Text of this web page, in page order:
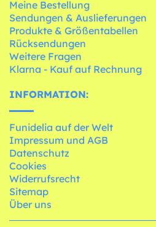
Meine Bestellung
Sendungen & Auslieferungen
Produkte & Größentabellen
Rücksendungen
Weitere Fragen
Klarna - Kauf auf Rechnung
INFORMATION:
Funidelia auf der Welt
Impressum und AGB
Datenschutz
Cookies
Widerrufsrecht
Sitemap
Über uns